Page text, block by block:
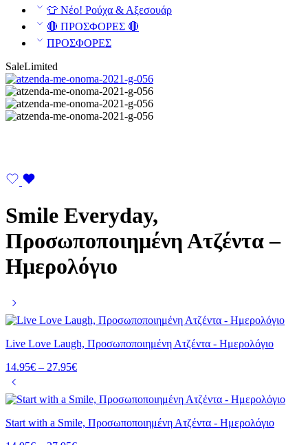
👕 Νέο! Ρούχα & Αξεσουάρ
🔴 ΠΡΟΣΦΟΡΕΣ 🔴
ΠΡΟΣΦΟΡΕΣ
SaleLimited
Smile Everyday,
Προσωποποιημένη Ατζέντα –
Ημερολόγιο
Live Love Laugh, Προσωποποιημένη Ατζέντα - Ημερολόγιο
14.95€ – 27.95€Price
through
Start with a Smile, Προσωποποιημένη Ατζέντα - Ημερολόγιο